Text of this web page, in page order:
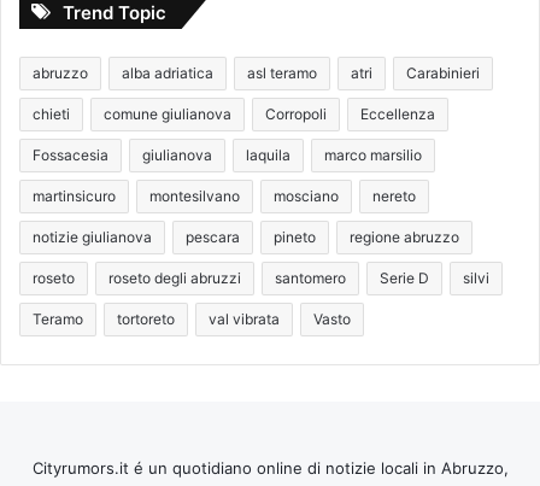
Trend Topic
abruzzo alba adriatica asl teramo atri Carabinieri
chieti comune giulianova Corropoli Eccellenza
Fossacesia giulianova laquila marco marsilio
martinsicuro montesilvano mosciano nereto
notizie giulianova pescara pineto regione abruzzo
roseto roseto degli abruzzi santomero Serie D silvi
Teramo tortoreto val vibrata Vasto
Cityrumors.it é un quotidiano online di notizie locali in Abruzzo,